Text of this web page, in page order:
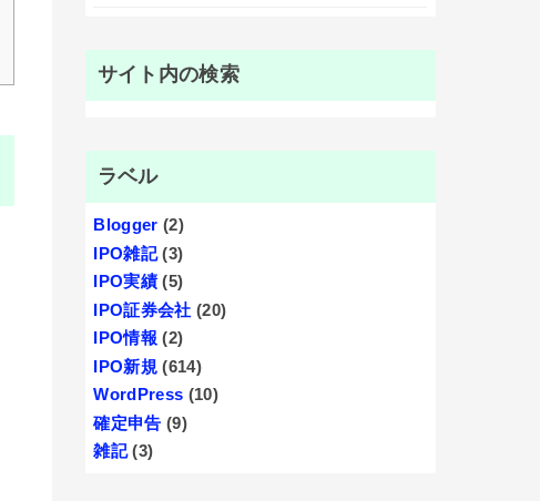
サイト内の検索
ラベル
Blogger (2)
IPO雑記 (3)
IPO実績 (5)
IPO証券会社 (20)
IPO情報 (2)
IPO新規 (614)
WordPress (10)
確定申告 (9)
雑記 (3)